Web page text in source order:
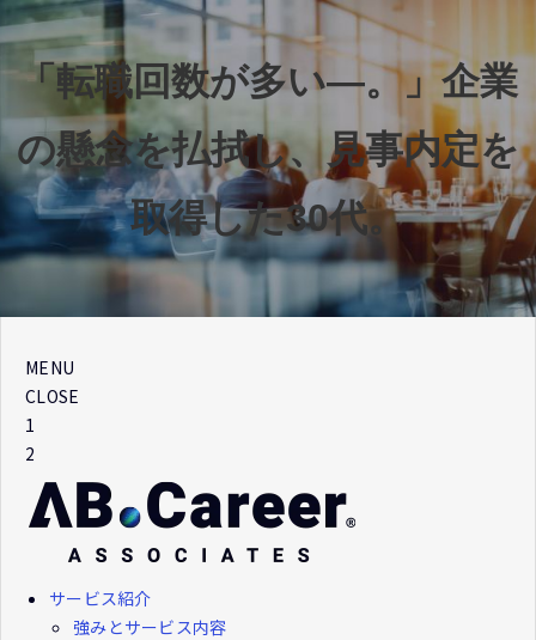
「転職回数が多い―。」企業
の懸念を払拭し、見事内定を
取得した30代。
MENU
CLOSE
1
2
サービス紹介
強みとサービス内容